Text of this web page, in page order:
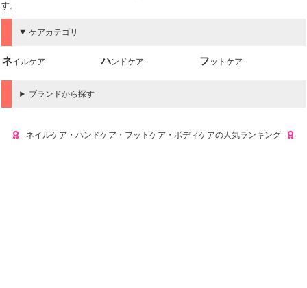
す。
ケアカテゴリ
ネイルケア ハンドケア フットケア
ブランドから探す
ネイルケア・ハンドケア・フットケア・ボディケアの人気ランキング